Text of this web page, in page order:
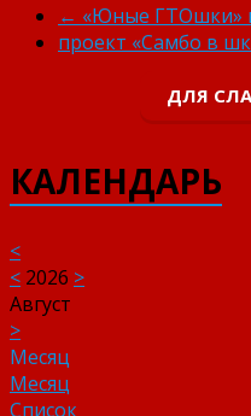
← «Юные ГТОшки»
проект «Самбо в
ДЛЯ
КАЛЕНДАРЬ
<
< 2026 >
Август
>
Месяц
Месяц
Список